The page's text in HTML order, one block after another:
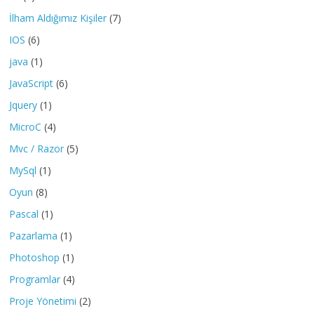
İlham Aldığımız Kişiler (7)
IOS (6)
java (1)
JavaScript (6)
Jquery (1)
MicroC (4)
Mvc / Razor (5)
MySql (1)
Oyun (8)
Pascal (1)
Pazarlama (1)
Photoshop (1)
Programlar (4)
Proje Yönetimi (2)